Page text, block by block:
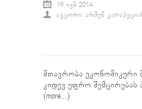
19 ᲘᲕᲜ 2014
ᲐᲕᲢᲝᲠᲘ: ᲐᲠᲛᲔᲜ
მთავრობა ეკონომიკური
კიდევ უფრო შემცირებას
(more…)